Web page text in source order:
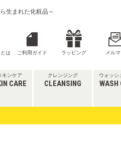
生まれた化粧品～
は ご利用ガイド ラッピング メル
キンケア
CARE
クレンジング
CLEANSING
ウォッシ
WASH